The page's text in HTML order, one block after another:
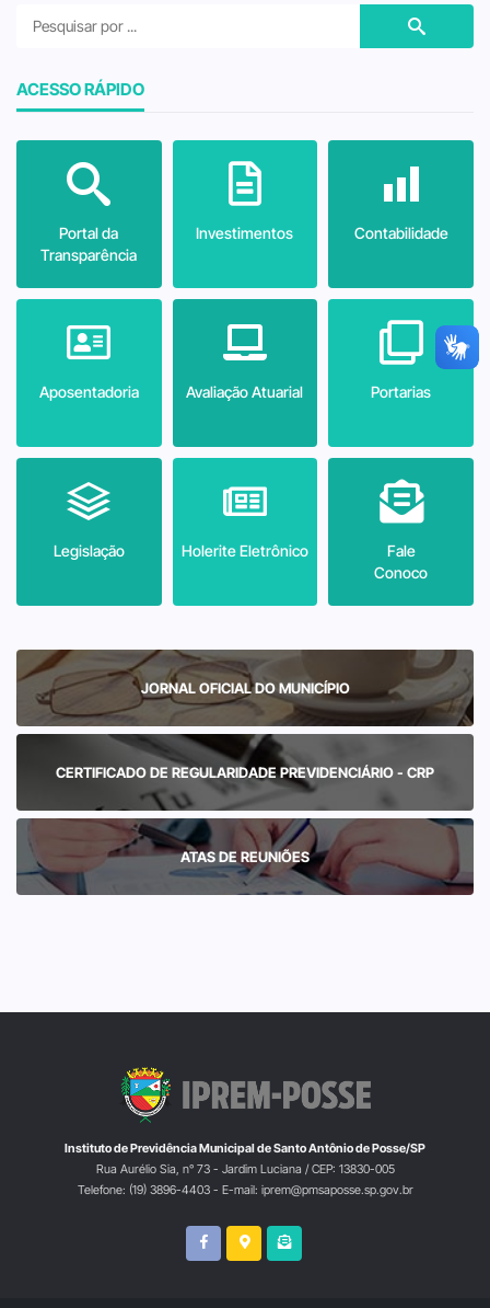
ACESSO RÁPIDO
Portal da
Transparência
Investimentos Contabilidade
Aposentadoria Avaliação Atuarial Portarias
Legislação Holerite Eletrônico
Fale
Conoco
JORNAL OFICIAL DO MUNICÍPIO
CERTIFICADO DE REGULARIDADE PREVIDENCIÁRIO - CRP
ATAS DE REUNIÕES
Instituto de Previdência Municipal de Santo Antônio de Posse/SP
Rua Aurélio Sia, n° 73 - Jardim Luciana / CEP: 13830-005
Telefone: (19) 3896-4403 - E-mail: iprem@pmsaposse.sp.gov.br